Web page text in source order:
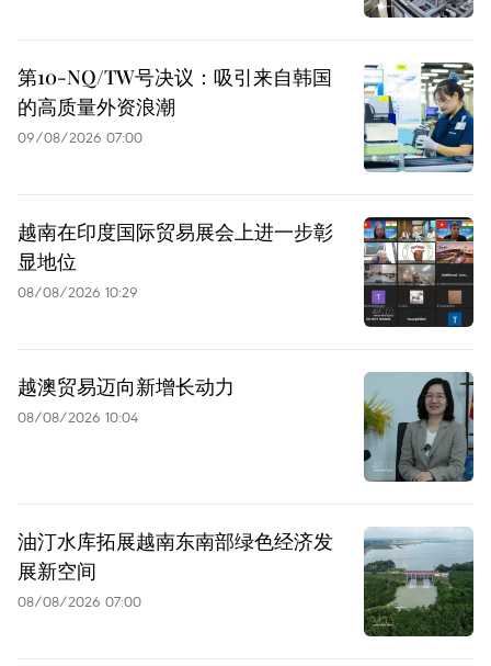
第10-NQ/TW号决议：吸引来自韩国
的高质量外资浪潮
09/08/2026 07:00
越南在印度国际贸易展会上进一步彰
显地位
08/08/2026 10:29
越澳贸易迈向新增长动力
08/08/2026 10:04
油汀水库拓展越南东南部绿色经济发
展新空间
08/08/2026 07:00